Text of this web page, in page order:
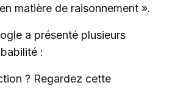
matière de raisonnement ».
a présenté plusieurs
:
? Regardez cette